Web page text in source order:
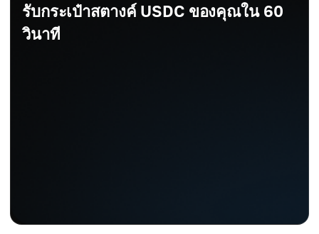
รับกระเป๋าสตางค์ USDC ของคุณใน 60
วินาที